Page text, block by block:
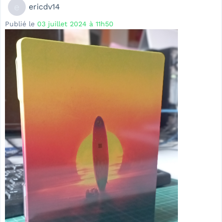
ericdv14
Publié le 03 juillet 2024 à 11h50